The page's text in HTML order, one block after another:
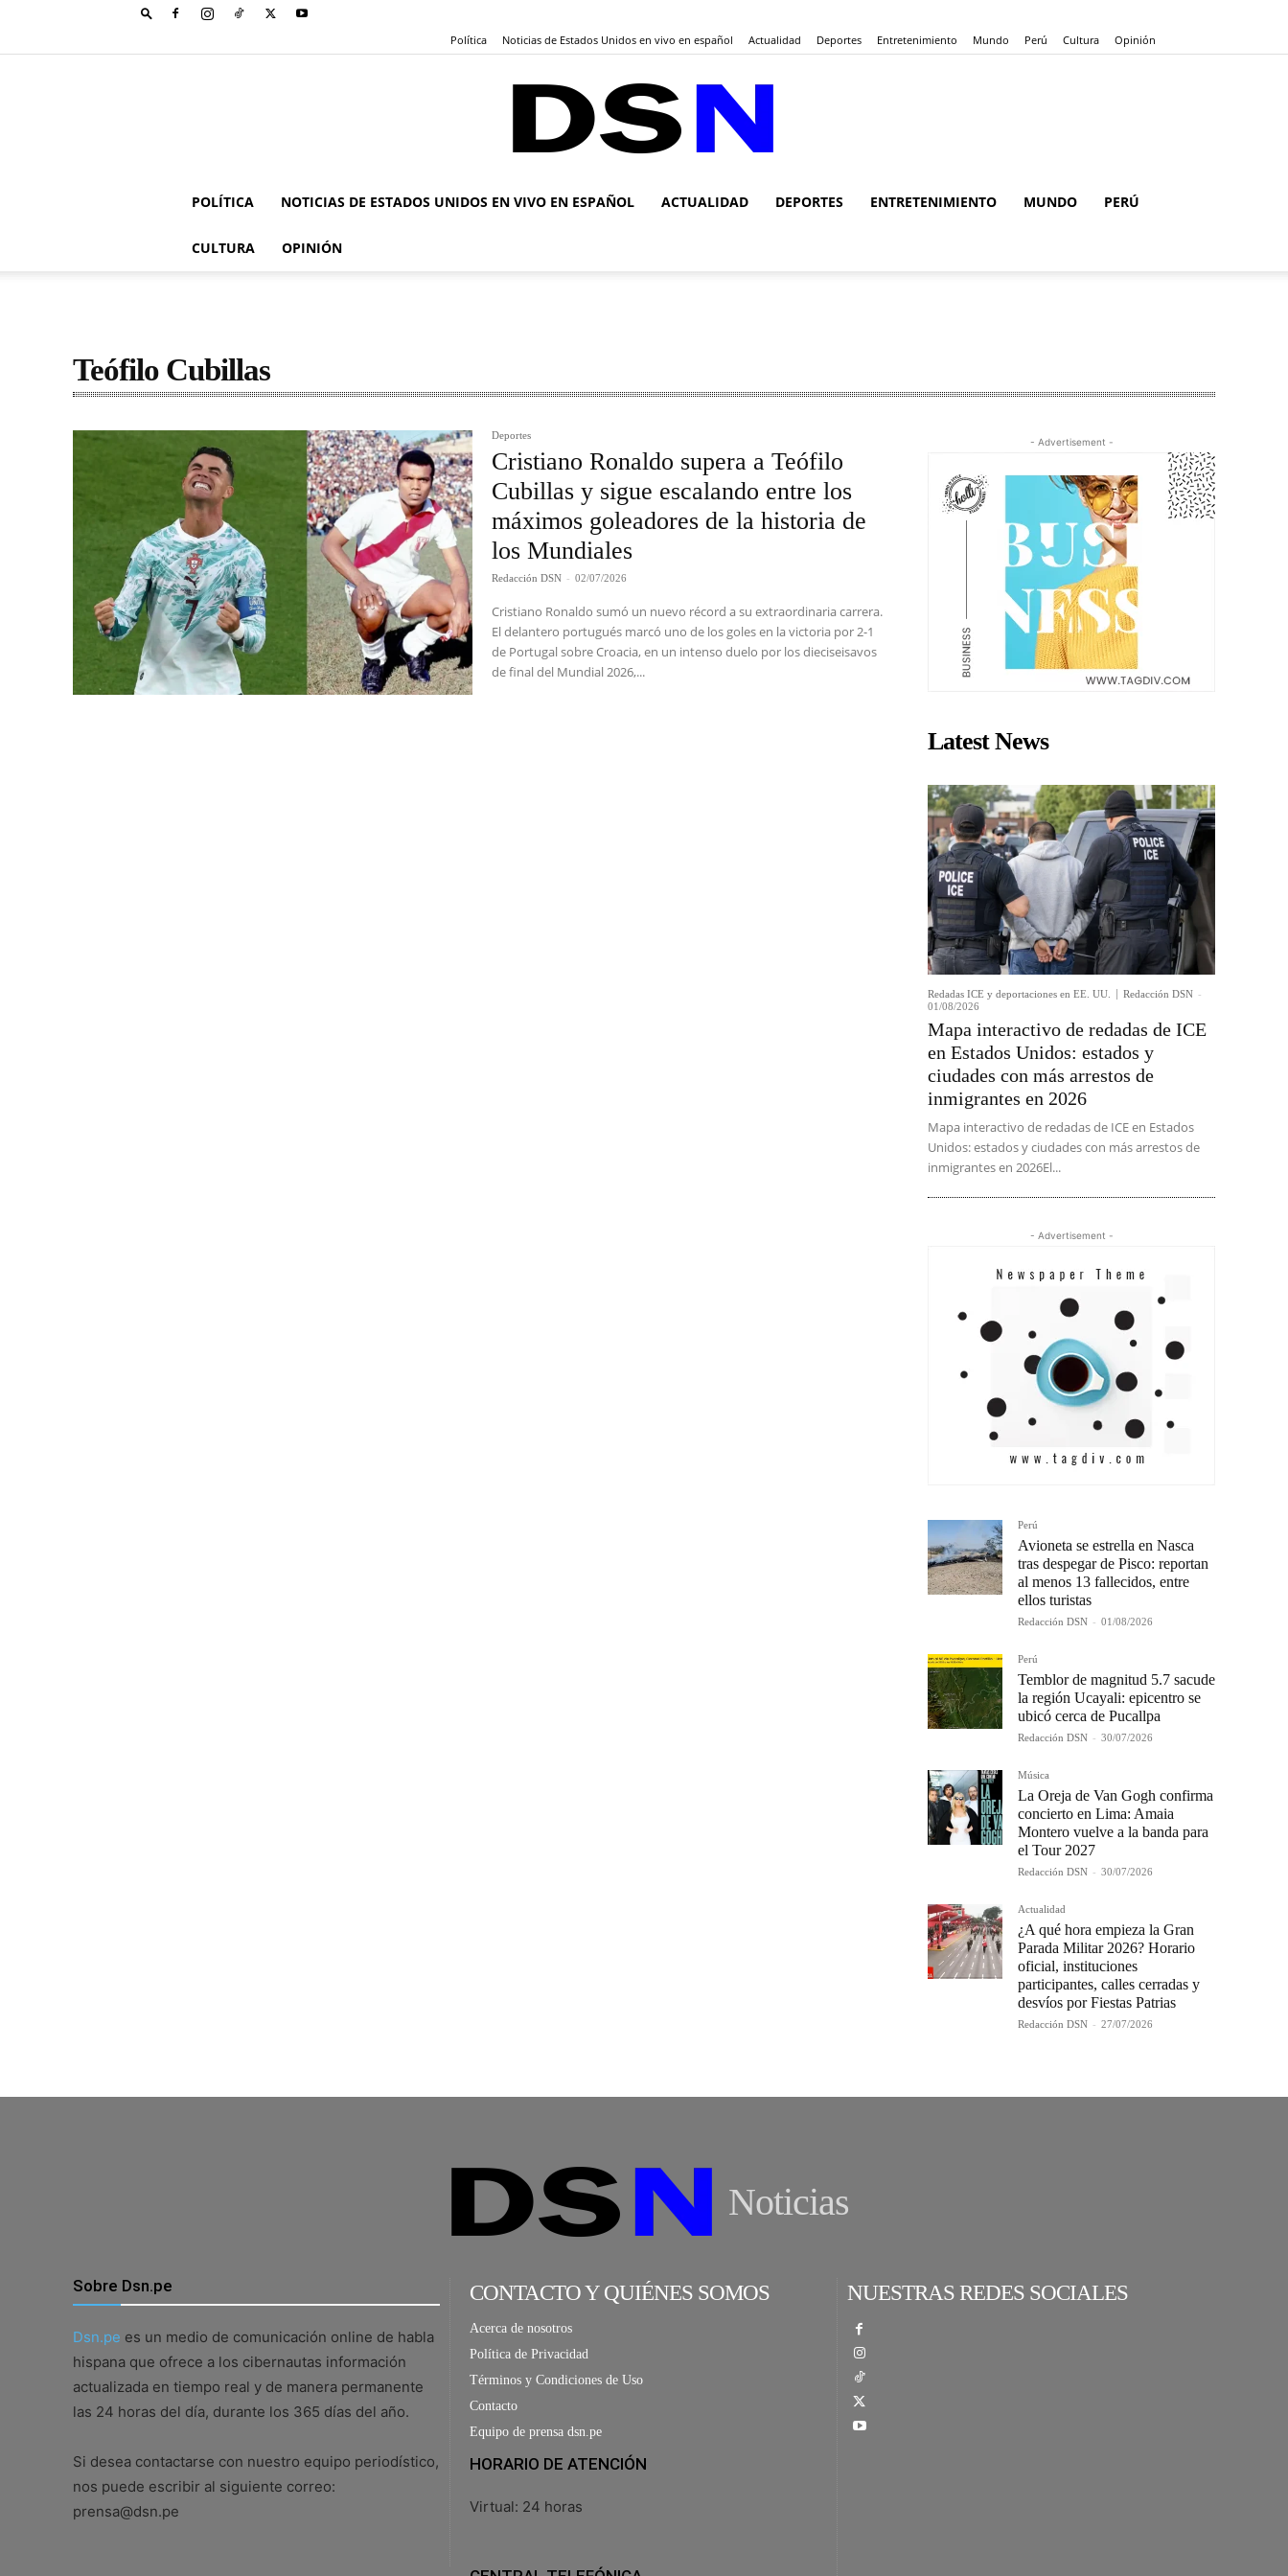
Política Noticias de Estados Unidos en vivo en español Actualidad Deportes Entretenimiento Mundo Perú Cultura Opinión
POLÍTICA NOTICIAS DE ESTADOS UNIDOS EN VIVO EN ESPAÑOL ACTUALIDAD DEPORTES ENTRETENIMIENTO MUNDO PERÚ
CULTURA OPINIÓN
Teófilo Cubillas
Deportes
Cristiano Ronaldo supera a Teófilo
Cubillas y sigue escalando entre los
máximos goleadores de la historia de
los Mundiales
Redacción DSN - 02/07/2026
Cristiano Ronaldo sumó un nuevo récord a su extraordinaria carrera.
El delantero portugués marcó uno de los goles en la victoria por 2-1
de Portugal sobre Croacia, en un intenso duelo por los dieciseisavos
de final del Mundial 2026,...
- Advertisement -
Latest News
Redadas ICE y deportaciones en EE. UU. Redacción DSN -
01/08/2026
Mapa interactivo de redadas de ICE
en Estados Unidos: estados y
ciudades con más arrestos de
inmigrantes en 2026
Mapa interactivo de redadas de ICE en Estados
Unidos: estados y ciudades con más arrestos de
inmigrantes en 2026El...
- Advertisement -
Perú
Avioneta se estrella en Nasca
tras despegar de Pisco: reportan
al menos 13 fallecidos, entre
ellos turistas
Redacción DSN - 01/08/2026
Perú
Temblor de magnitud 5.7 sacude
la región Ucayali: epicentro se
ubicó cerca de Pucallpa
Redacción DSN - 30/07/2026
Música
La Oreja de Van Gogh confirma
concierto en Lima: Amaia
Montero vuelve a la banda para
el Tour 2027
Redacción DSN - 30/07/2026
Actualidad
¿A qué hora empieza la Gran
Parada Militar 2026? Horario
oficial, instituciones
participantes, calles cerradas y
desvíos por Fiestas Patrias
Redacción DSN - 27/07/2026
Noticias
Sobre Dsn.pe
Dsn.pe es un medio de comunicación online de habla
hispana que ofrece a los cibernautas información
actualizada en tiempo real y de manera permanente
las 24 horas del día, durante los 365 días del año.
Si desea contactarse con nuestro equipo periodístico,
nos puede escribir al siguiente correo:
prensa@dsn.pe
CONTACTO Y QUIÉNES SOMOS
Acerca de nosotros
Política de Privacidad
Términos y Condiciones de Uso
Contacto
Equipo de prensa dsn.pe
HORARIO DE ATENCIÓN
Virtual: 24 horas
NUESTRAS REDES SOCIALES